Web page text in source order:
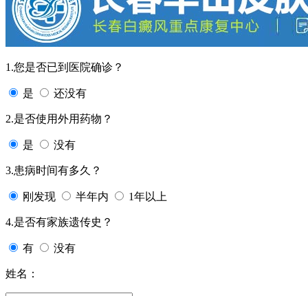
1.您是否已到医院确诊？
是 还没有
2.是否使用外用药物？
是 没有
3.患病时间有多久？
刚发现 半年内 1年以上
4.是否有家族遗传史？
有 没有
姓名：